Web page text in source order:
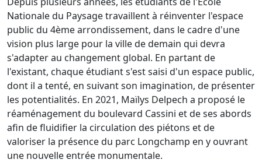
Nationale du Paysage travaillent à réinventer l'espace
public du 4ème arrondissement, dans le cadre d'une
vision plus large pour la ville de demain qui devra
s'adapter au changement global. En partant de
l'existant, chaque étudiant s'est saisi d'un espace public,
dont il a tenté, en suivant son imagination, de présenter
les potentialités. En 2021, Maïlys Delpech a proposé le
réaménagement du boulevard Cassini et de ses abords
afin de fluidifier la circulation des piétons et de
valoriser la présence du parc Longchamp en y ouvrant
une nouvelle entrée monumentale.